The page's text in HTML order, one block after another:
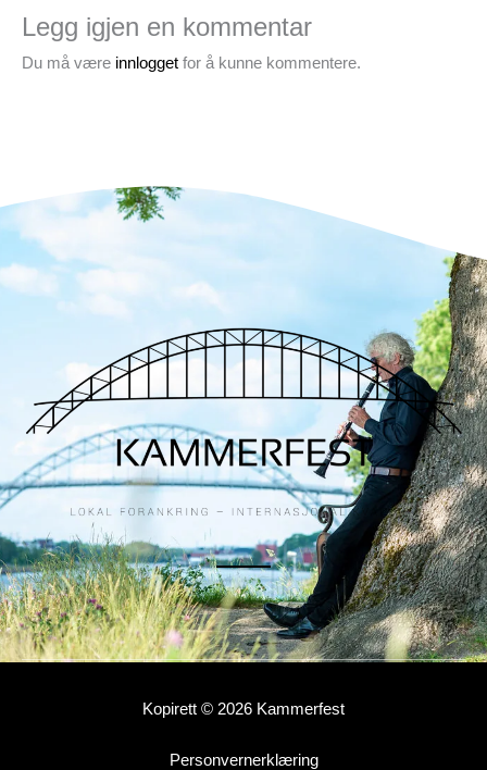
Legg igjen en kommentar
Du må være innlogget for å kunne kommentere.
Kopirett © 2026 Kammerfest
Personvernerklæring